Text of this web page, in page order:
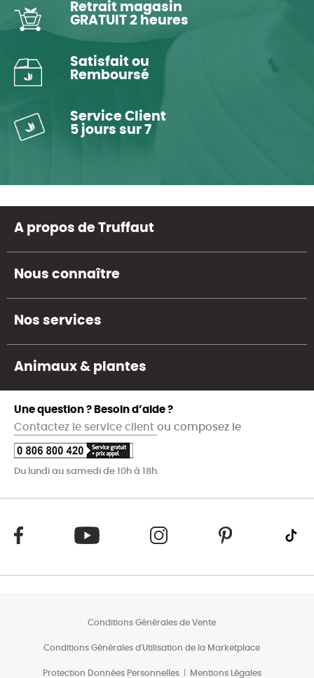
Retrait magasin
GRATUIT 2 heures
Satisfait ou
Remboursé
Service Client
5 jours sur 7
A propos de Truffaut
Nous connaître
Nos services
Animaux & plantes
Une question ? Besoin d’aide ?
Contactez le service client ou composez le
Du lundi au samedi de 10h à 18h.
Conditions Générales de Vente
Conditions Générales d'Utilisation de la Marketplace
Protection Données Personnelles Mentions Légales